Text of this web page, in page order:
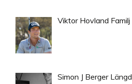
Viktor Hovland Familj
Simon J Berger Längd